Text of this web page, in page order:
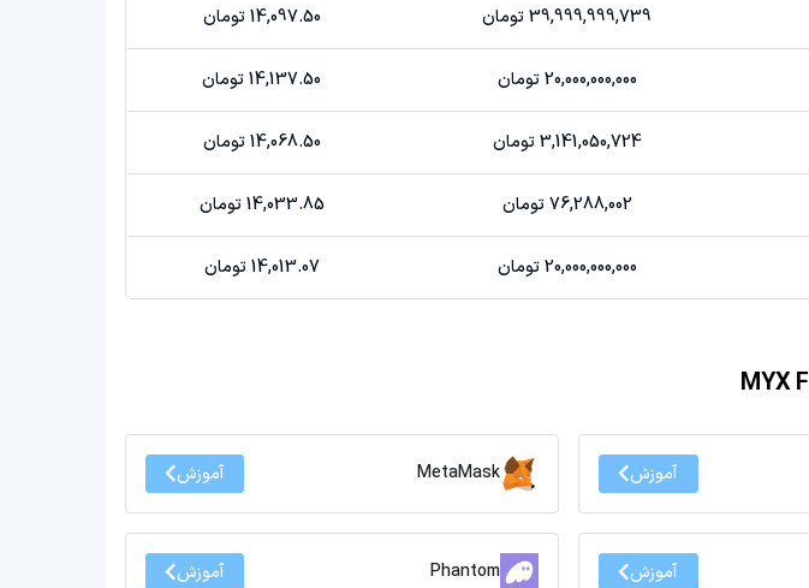
39,999,999,739 تومان 14,097.50 تومان
20,000,000,000 تومان 14,137.50 تومان
3,141,050,724 تومان 14,068.50 تومان
76,288,002 تومان 14,033.85 تومان
20,000,000,000 تومان 14,013.07 تومان
آموزش MetaMask آموزش
آموزش Phantom آموزش